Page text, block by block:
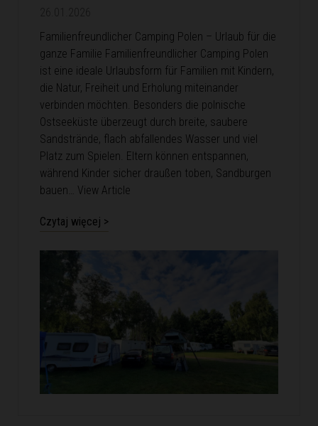
Familienfreundlicher Camping Polen – Urlaub für die
ganze Familie Familienfreundlicher Camping Polen
ist eine ideale Urlaubsform für Familien mit Kindern,
die Natur, Freiheit und Erholung miteinander
verbinden möchten. Besonders die polnische
Ostseeküste überzeugt durch breite, saubere
Sandstrände, flach abfallendes Wasser und viel
Platz zum Spielen. Eltern können entspannen,
während Kinder sicher draußen toben, Sandburgen
bauen… View Article
Czytaj więcej >